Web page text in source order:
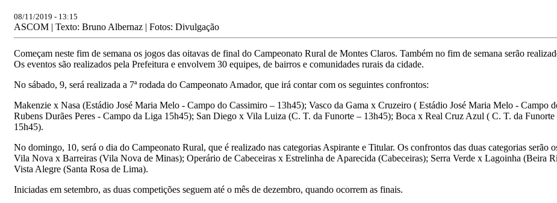
08/11/2019 - 13:15
ASCOM | Texto: Bruno Albernaz | Fotos: Divulgação
Começam neste fim de semana os jogos das oitavas de final do Campeonato Rural de Montes Claros. Também no fim de semana serão
Os eventos são realizados pela Prefeitura e envolvem 30 equipes, de bairros e comunidades rurais da cidade.
No sábado, 9, será realizada a 7ª rodada do Campeonato Amador, que irá contar com os seguintes confrontos:
Makenzie x Nasa (Estádio José Maria Melo - Campo do Cassimiro – 13h45); Vasco da Gama x Cruzeiro ( Estádio José Maria Melo -
Rubens Durães Peres - Campo da Liga 15h45); San Diego x Vila Luiza (C. T. da Funorte – 13h45); Boca x Real Cruz Azul ( C. T. da
15h45).
No domingo, 10, será o dia do Campeonato Rural, que é realizado nas categorias Aspirante e Titular. Os confrontos das duas categorias serão
Vila Nova x Barreiras (Vila Nova de Minas); Operário de Cabeceiras x Estrelinha de Aparecida (Cabeceiras); Serra Verde x Lagoinha (Beira
Vista Alegre (Santa Rosa de Lima).
Iniciadas em setembro, as duas competições seguem até o mês de dezembro, quando ocorrem as finais.